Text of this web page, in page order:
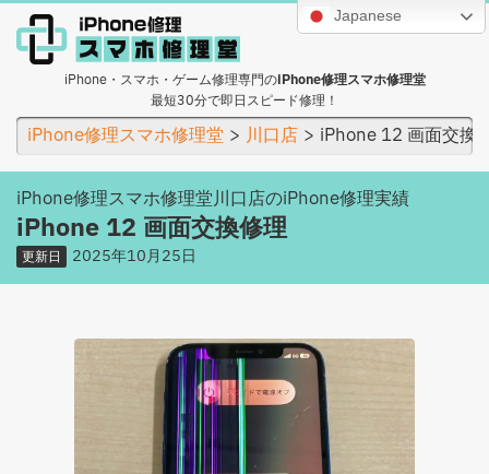
Japanese
iPhone・スマホ・ゲーム修理専門のiPhone修理スマホ修理堂
最短30分で即日スピード修理！
iPhone修理スマホ修理堂 川口店 iPhone 12 画面交換
iPhone修理スマホ修理堂川口店のiPhone修理実績
iPhone 12 画面交換修理
更新日 2025年10月25日